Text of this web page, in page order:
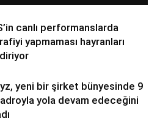
canlı performanslarda
yapmaması hayranları
yeni bir şirket bünyesinde 9
yola devam edeceğini